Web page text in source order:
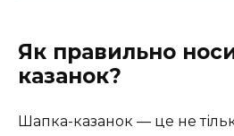
Як правильно
казанок?
Шапка-казанок — це не